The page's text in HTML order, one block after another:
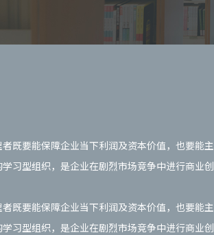
既要能保障企业当下利润及资本价值，也要能
习型组织，是企业在剧烈市场竞争中进行商业
既要能保障企业当下利润及资本价值，也要能
习型组织，是企业在剧烈市场竞争中进行商业